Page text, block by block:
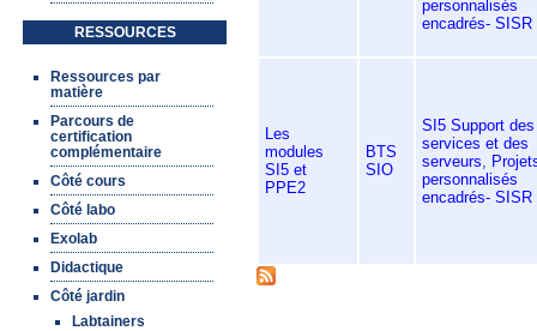
RESSOURCES
Ressources par
matière
Parcours de
certification
complémentaire
Côté cours
Côté labo
Exolab
Didactique
Côté jardin
Labtainers
personnalisés
encadrés- SISR
Les
modules
SI5 et
PPE2
BTS
SIO
SI5 Support des
services et des
serveurs
personnalisés
encadrés- SISR